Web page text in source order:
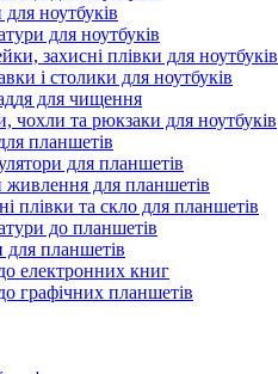
ноутбуків
для ноутбуків
захисні плівки для ноутбуків
і столики для ноутбуків
для чищення
чохли та рюкзаки для ноутбуків
планшетів
для планшетів
живлення для планшетів
плівки та скло для планшетів
до планшетів
для планшетів
електронних книг
графічних планшетів